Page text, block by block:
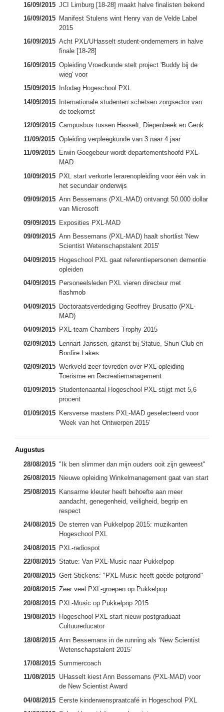
16/09/2015 JCI Limburg [18-28] maakt halve finalisten bekend
16/09/2015 Manifest Stulens wint Henry van de Velde Label
2015
16/09/2015 Acht PXL/UHasselt student-ondernemers in halve
finale [18-28]
16/09/2015 Opleiding Vroedkunde stelt project 'Buddy bij de
wieg' voor
15/09/2015
Infodag Hogeschool PXL
14/09/2015
Internationale studenten schetsen zorgsector van
de toekomst
12/09/2015 Campusbus tussen Hasselt, Diepenbeek en Genk
11/09/2015 Opleiding verpleegkunde van 3 naar 4 jaar
11/09/2015
Erwin Goegebeur wordt departementshoofd PXL-
MAD
10/09/2015 PXL start verkorte lerarenopleiding voor één vak in
het secundair onderwijs
09/09/2015 Ann Bessemans (PXL-MAD) ontvangt 50.000 dollar
van Microsoft
09/09/2015 Exposities PXL-MAD
09/09/2015 Ann Bessemans (PXL-MAD) haalt shortlist 'New
Scientist Wetenschapstalent 2015'
04/09/2015 Hogeschool PXL gaat referentiepersonen dementie
opleiden
04/09/2015 Personeelsleden PXL vieren directeur met
flashmob
04/09/2015 Doctoraatsverdediging Geoffrey Brusatto (PXL-
MAD)
04/09/2015 PXL-team Chambers Trophy 2015
02/09/2015 Lennart Janssen, gitarist bij Statue, Shun Club en
Bonfire Lakes
02/09/2015 Werkveld zeer tevreden over PXL-opleiding
Toerisme en Recreatiemanagement
01/09/2015 Studentenaantal Hogeschool PXL stijgt met 5,6
procent
01/09/2015 Kersverse masters PXL-MAD geselecteerd voor
'Week van het Ontwerpen 2015'
Augustus
28/08/2015 "Ik ben slimmer dan mijn ouders ooit zijn geweest"
26/08/2015 Nieuwe opleiding Winkelmanagement gaat van start
25/08/2015 Kansarme kleuter heeft behoefte aan meer
aandacht, genegenheid, veiligheid, begrip en
respect
24/08/2015 De sterren van Pukkelpop 2015: muzikanten
Hogeschool PXL
24/08/2015 PXL-radiospot
22/08/2015 Statue: Van PXL-Music naar Pukkelpop
20/08/2015 Gert Stickens: "PXL-Music heeft goede potgrond"
20/08/2015 Zeer veel PXL-groepen op Pukkelpop
20/08/2015 PXL-Music op Pukkelpop 2015
19/08/2015 Hogeschool PXL start nieuw postgraduaat
Cultuureducator
18/08/2015 Ann Bessemans in de running als ‘New Scientist
Wetenschapstalent 2015’
17/08/2015 Summercoach
11/08/2015 UHasselt kiest Ann Bessemans (PXL-MAD) voor
de New Scientist Award
04/08/2015 Eerste kinderwenspraatcafé in Hogeschool PXL